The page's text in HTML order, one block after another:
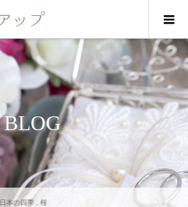
BLOG
日本の四季 ,桜